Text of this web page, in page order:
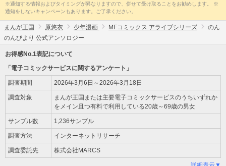
※通知する情報およびタイミングが異なりますので、併せて受け取ることをお勧めします。 ※
通知をしないキャンペーンもあります。ご了承ください。
まんが王国 原悠衣 少年漫画 MFコミックス アライブシリーズ
のん
のんびより 公式アンソロジー
お得感No.1表記について
「電子コミックサービスに関するアンケート」
調査期間 2026年3月6日～2026年3月18日
調査対象
まんが王国または主要電子コミックサービスのうちいずれか
をメイン且つ有料で利用している20歳～69歳の男女
サンプル数 1,236サンプル
調査方法 インターネットリサーチ
調査委託先 株式会社MARCS